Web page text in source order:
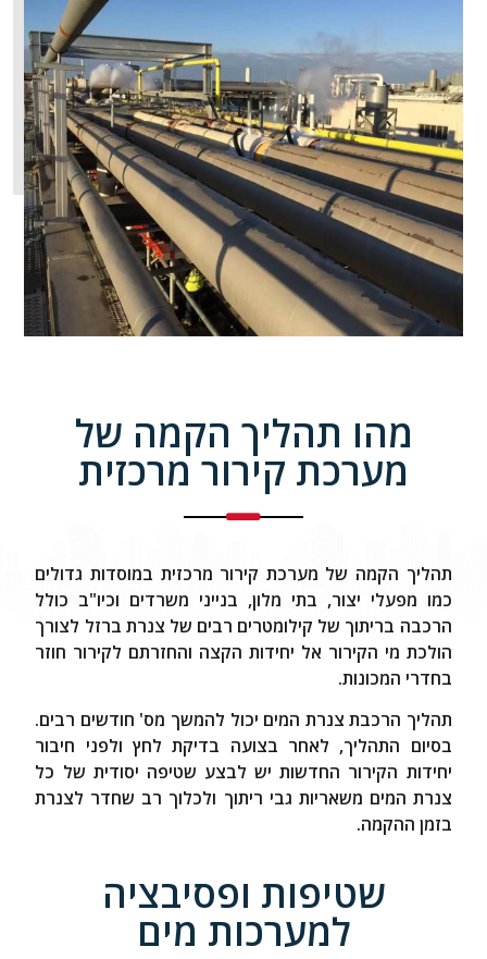
מהו תהליך הקמה של
מערכת קירור מרכזית
תהליך הקמה של מערכת קירור מרכזית במוסדות גדולים
כמו מפעלי יצור, בתי מלון, בנייני משרדים וכיו"ב כולל
הרכבה בריתוך של קילומטרים רבים של צנרת ברזל לצורך
הולכת מי הקירור אל יחידות הקצה והחזרתם לקירור חוזר
בחדרי המכונות.
תהליך הרכבת צנרת המים יכול להמשך מס' חודשים רבים.
בסיום התהליך, לאחר בצועה בדיקת לחץ ולפני חיבור
יחידות הקירור החדשות יש לבצע שטיפה יסודית של כל
צנרת המים משאריות גבי ריתוך ולכלוך רב שחדר לצנרת
בזמן ההקמה.
שטיפות ופסיבציה
למערכות מים